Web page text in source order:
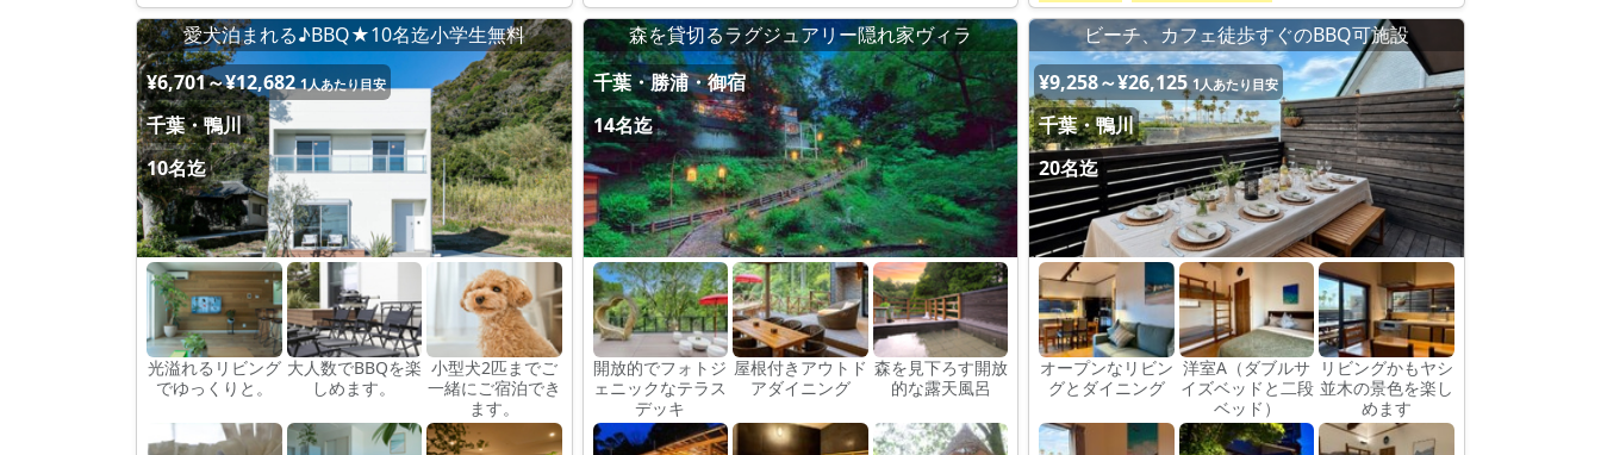
愛犬泊まれる♪BBQ★10名迄小学生無料
¥6,701～¥12,682 1人あたり目安
千葉・鴨川
10名迄
光溢れるリビング
でゆっくりと。
大人数でBBQを楽
しめます。
小型犬2匹までご
一緒にご宿泊でき
ます。
森を貸切るラグジュアリー隠れ家ヴィラ
千葉・勝浦・御宿
14名迄
開放的でフォトジ
ェニックなテラス
デッキ
屋根付きアウトド
アダイニング
森を見下ろす開放
的な露天風呂
ビーチ、カフェ徒歩すぐのBBQ可施設
¥9,258～¥26,125 1人あたり目安
千葉・鴨川
20名迄
オープンなリビン
グとダイニング
洋室A（ダブルサ
イズベッドと二段
ベッド）
リビングかもヤシ
並木の景色を楽し
めます